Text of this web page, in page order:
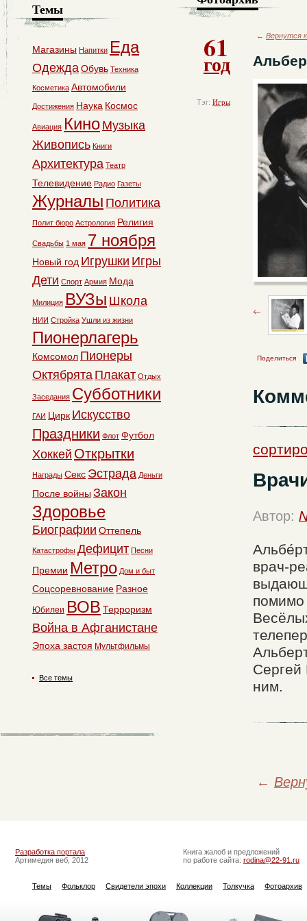
61
год
Тэг: Игры
← Вернутся
Поделиться
Автор:
врач-
помимо
Сергей
ним.
←
Темы
Магазины Напитки Еда
ОдеждаОбувь Техника
Косметика Автомобили
Достижения Наука Космос
Авиация Кино Музыка
Живопись Книги
Архитектура Театр
Телевидение Радио Газеты
Журналы Политика
Полит бюро Астрология Религия
Свадьбы 1 мая 7 ноября
Новый год Игрушки Игры
Дети Спорт Армия Мода
Милиция ВУЗы Школа
НИИ Стройка Ушли из жизни
Пионерлагерь
Комсомол Пионеры
Октябрята Плакат Отдых
Заседания Субботники
ГАИ Цирк Искусство
Праздники Флот Футбол
Хоккей Открытки
Награды Секс Эстрада Деньги
После войны Закон
Здоровье
Биографии Оттепель
Катастрофы Дефицит Песни
Премии Метро Дом и быт
Соцсоревнование Разное
Юбилеи ВОВ Терроризм
Война в Афганистане
Эпоха застоя Мультфильмы
Все темы
Разработка портала
Артимедия веб, 2012
Книга жалоб и предложений
по работе сайта: rodina@22-91.ru
Темы Фольклор Свидетели эпохи Коллекции Толкучка Фотоархив